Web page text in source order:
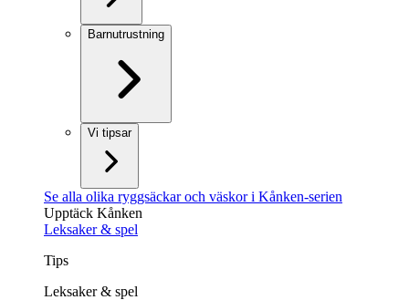
Barnutrustning
Vi tipsar
Se alla olika ryggsäckar och väskor i Kånken-serien
Upptäck Kånken
Leksaker & spel
Tips
Leksaker & spel